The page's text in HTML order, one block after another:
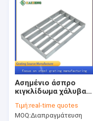
κιγκλίδωμα
Γαλβανισμένο
Κάλυψη
πάτωμα πλέγματος
Ασημένιο άσπρο
κιγκλίδωμα χάλυβα
ανοξείδωτο σχαρών
σχαρών cOem
Τιμή:real-time quotes
MOQ:Διαπραγμάτευση